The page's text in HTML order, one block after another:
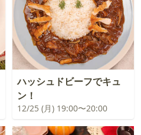
ハッシュドビーフでキュ
ン！
12/25 (月) 19:00〜20:00